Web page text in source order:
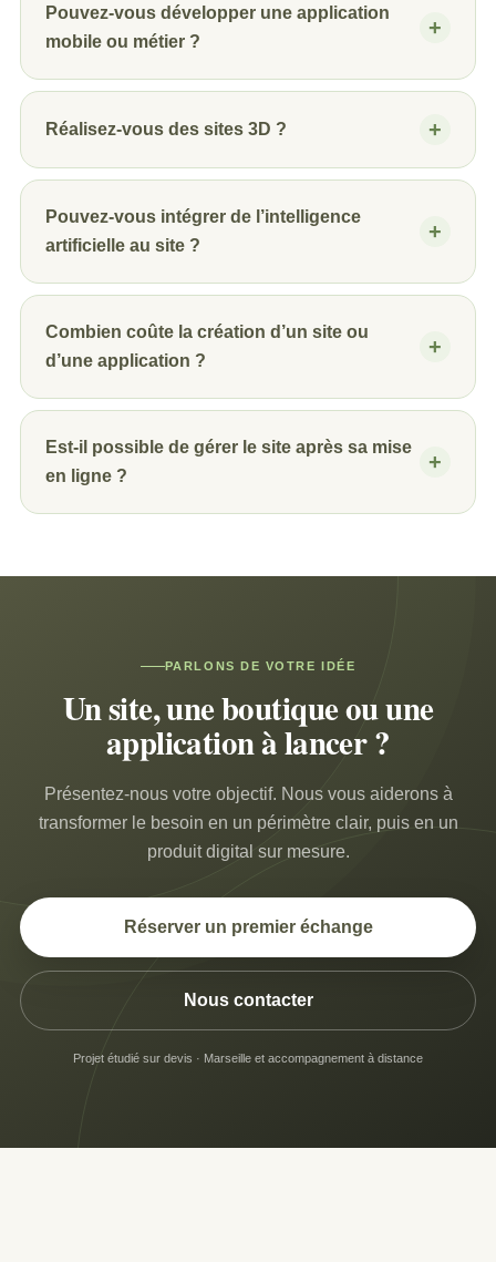
Pouvez-vous développer une application
mobile ou métier ?
Réalisez-vous des sites 3D ?
Pouvez-vous intégrer de l’intelligence
artificielle au site ?
Combien coûte la création d’un site ou
d’une application ?
Est-il possible de gérer le site après sa mise
en ligne ?
PARLONS DE VOTRE IDÉE
Un site, une boutique ou une
application à lancer ?
Présentez-nous votre objectif. Nous vous aiderons à
transformer le besoin en un périmètre clair, puis en un
produit digital sur mesure.
Réserver un premier échange
Nous contacter
Projet étudié sur devis · Marseille et accompagnement à distance